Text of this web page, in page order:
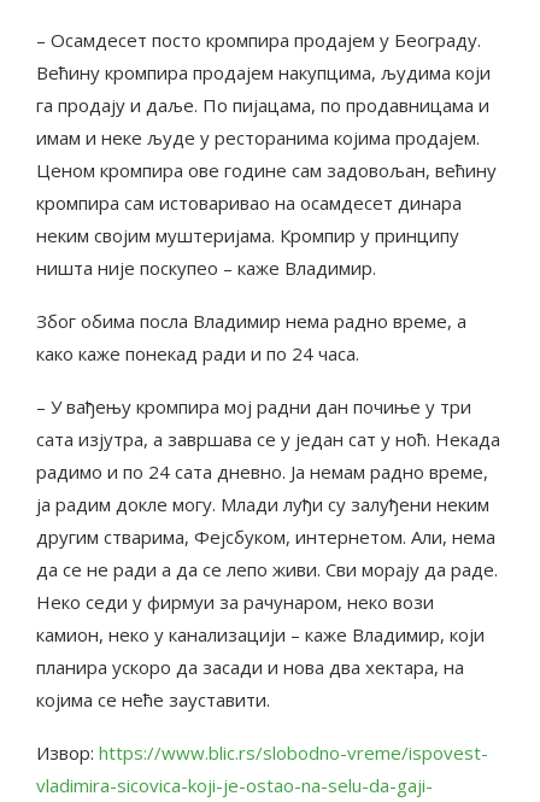
– Осамдесет посто кромпира продајем у Београду.
Већину кромпира продајем накупцима, људима који
га продају и даље. По пијацама, по продавницама и
имам и неке људе у ресторанима којима продајем.
Ценом кромпира ове године сам задовољан, већину
кромпира сам истоваривао на осамдесет динара
неким својим муштеријама. Кромпир у принципу
ништа није поскупео – каже Владимир.
Због обима посла Владимир нема радно време, а
како каже понекад ради и по 24 часа.
– У вађењу кромпира мој радни дан почиње у три
сата изјутра, а завршава се у један сат у ноћ. Некада
радимо и по 24 сата дневно. Ја немам радно време,
ја радим докле могу. Млади луђи су залуђени неким
другим стварима, Фејсбуком, интернетом. Али, нема
да се не ради а да се лепо живи. Сви морају да раде.
Неко седи у фирмуи за рачунаром, неко вози
камион, неко у канализацији – каже Владимир, који
планира ускоро да засади и нова два хектара, на
којима се неће зауставити.
Извор: https://www.blic.rs/slobodno-vreme/ispovest-
vladimira-sicovica-koji-je-ostao-na-selu-da-gaji-